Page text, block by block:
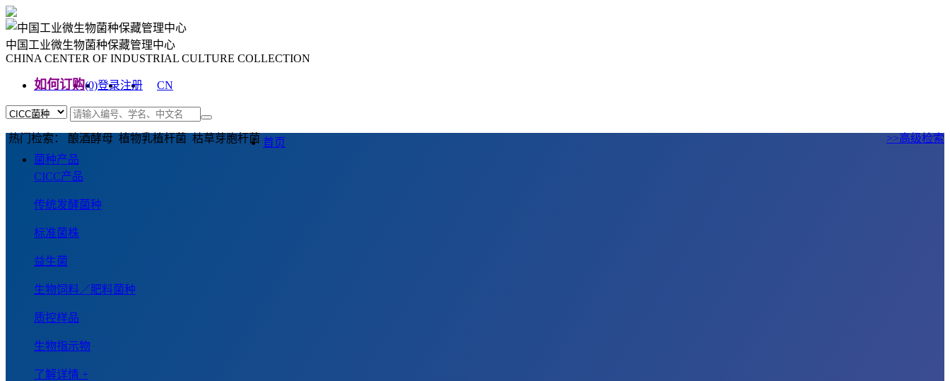
中国工业微生物菌种保藏管理中心
CHINA CENTER OF INDUSTRIAL CULTURE COLLECTION
如何订购(0)登录注册
CN
热门检索： 酿酒酵母 植物乳植杆菌 枯草芽胞杆菌 >>高级检索
首页
菌种产品
CICC产品
传统发酵菌种
标准菌株
益生菌
生物饲料／肥料菌种
质控样品
生物指示物
了解详情 +